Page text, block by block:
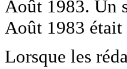
Août 1983. Un
Août 1983
Lorsque les